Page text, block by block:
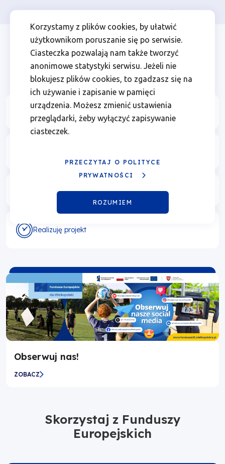
Korzystamy z plików cookies, by ułatwić
użytkownikom poruszanie się po serwisie.
Ciasteczka pozwalają nam także tworzyć
anonimowe statystyki serwisu. Jeżeli nie
blokujesz plików cookies, to zgadzasz się na
ich używanie i zapisanie w pamięci
urządzenia. Możesz zmienić ustawienia
przeglądarki, żeby wyłączyć zapisywanie
ciasteczek.
PRZECZYTAJ O POLITYCE
PRYWATNOŚCI
ROZUMIEM
Fundusze
Europejskie
Wielkopolski
Przejdź
głównej
nawigacji
Przejdź
wyszukiwarki
Przejdź
zawartości
strony
Przejdź
stopki
Menu
Header
Top
Osoba prywatna Firma
Menu
top
left
O programie
Chcę złożyć wniosek
Realizuję projekt
Obserwuj nas!
ZOBACZ
Skorzystaj z Funduszy
Europejskich